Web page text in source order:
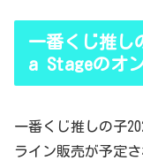
一番くじ推
a Stageのオ
一番くじ推しの子
ライン販売が予定